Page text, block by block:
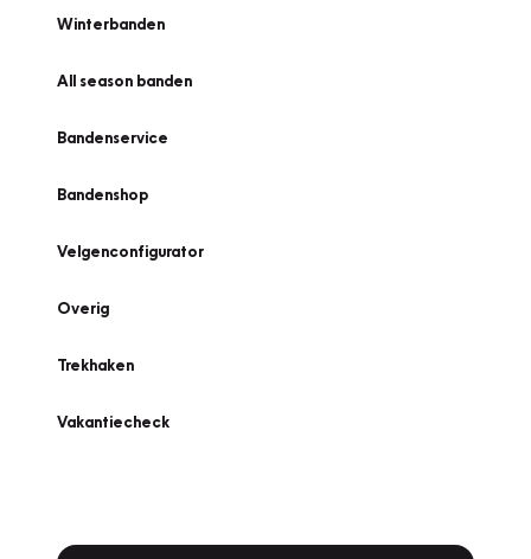
Winterbanden
All season banden
Bandenservice
Bandenshop
Velgenconfigurator
Overig
Trekhaken
Vakantiecheck